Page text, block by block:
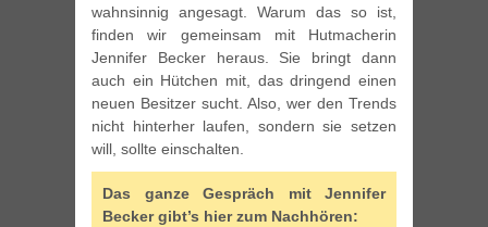
wahnsinnig angesagt. Warum das so ist,
finden wir gemeinsam mit Hutmacherin
Jennifer Becker heraus. Sie bringt dann
auch ein Hütchen mit, das dringend einen
neuen Besitzer sucht. Also, wer den Trends
nicht hinterher laufen, sondern sie setzen
will, sollte einschalten.
Das ganze Gespräch mit Jennifer
Becker gibt’s hier zum Nachhören: